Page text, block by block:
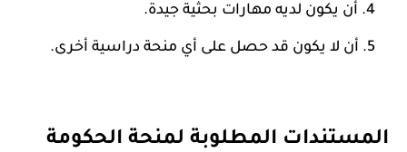
أن يكون لديه مهارات بحثية جيدة.
أن لا يكون قد حصل على أي منحة دراسية أخرى.
المستندات المطلوبة لمنحة الحكومة